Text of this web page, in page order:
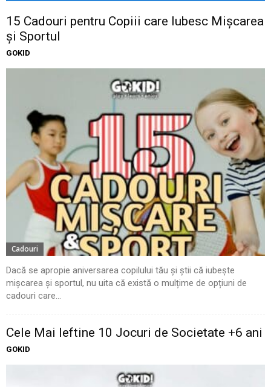
15 Cadouri pentru Copiii care Iubesc Mișcarea
și Sportul
GOKID
Cadouri
Dacă se apropie aniversarea copilului tău și știi că iubește
mișcarea și sportul, nu uita că există o mulțime de opțiuni de
cadouri care...
Cele Mai Ieftine 10 Jocuri de Societate +6 ani
GOKID